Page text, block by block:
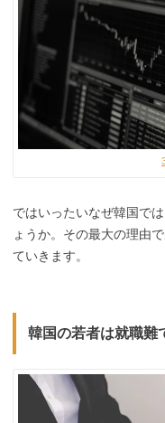
ではいったいなぜ韓国で
ょうか。その最大の理由
ていきます。
韓国の若者は就職難